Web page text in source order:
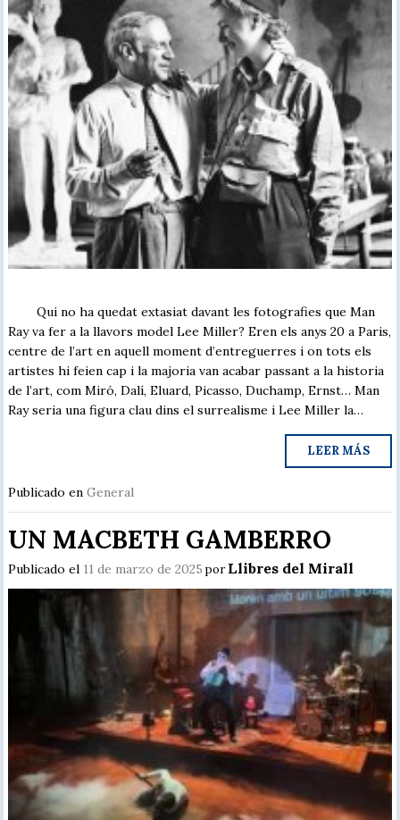
Qui no ha quedat extasiat davant les fotografies que Man
Ray va fer a la llavors model Lee Miller? Eren els anys 20 a Paris,
centre de l’art en aquell moment d’entreguerres i on tots els
artistes hi feien cap i la majoria van acabar passant a la historia
de l’art, com Miró, Dalí, Eluard, Picasso, Duchamp, Ernst… Man
Ray seria una figura clau dins el surrealisme i Lee Miller la…
LEER MÁS
Publicado enGeneral
UN MACBETH GAMBERRO
Publicado el 11 de marzo de 2025 porLlibres del Mirall